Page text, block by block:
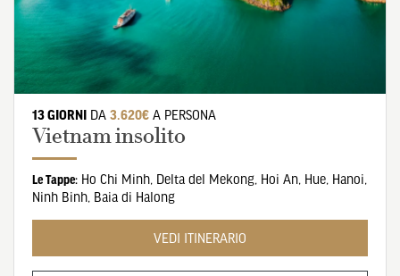
13 GIORNI DA 3.620€ A PERSONA
Vietnam insolito
Le Tappe: Ho Chi Minh, Delta del Mekong, Hoi An, Hue, Hanoi
Ninh Binh Baia di Halong
VEDI ITINERARIO